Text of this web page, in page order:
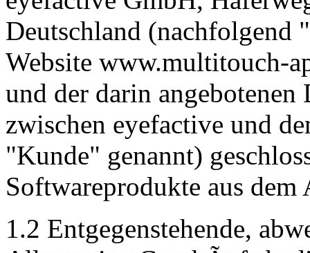
Deutschland (nachfolgend
Website www.multitouch-
und der darin
zwischen eyefactive und
"Kunde" genannt)
Softwareprodukte aus dem
1.2 Entgegenstehende,